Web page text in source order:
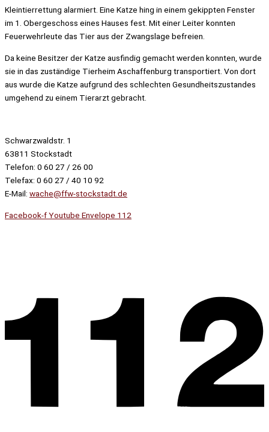
Kleintierrettung alarmiert. Eine Katze hing in einem gekippten Fenster
im 1. Obergeschoss eines Hauses fest. Mit einer Leiter konnten
Feuerwehrleute das Tier aus der Zwangslage befreien.
Da keine Besitzer der Katze ausfindig gemacht werden konnten, wurde
sie in das zuständige Tierheim Aschaffenburg transportiert. Von dort
aus wurde die Katze aufgrund des schlechten Gesundheitszustandes
umgehend zu einem Tierarzt gebracht.
Schwarzwaldstr. 1
63811 Stockstadt
Telefon: 0 60 27 / 26 00
Telefax: 0 60 27 / 40 10 92
E-Mail: wache@ffw-stockstadt.de
Facebook-fYoutube Envelope 112